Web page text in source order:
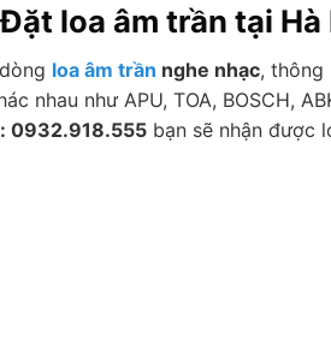
loa âm trần tại Hà
loa âm trần nghe nhạc, thông
nhau như APU, TOA, BOSCH,
0932.918.555 bạn sẽ nhận được